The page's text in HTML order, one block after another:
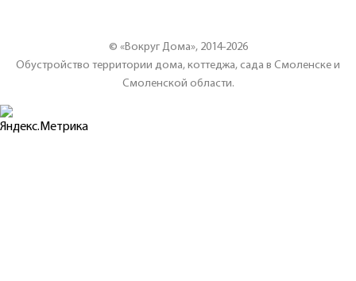
© «Вокруг Дома», 2014-2026
Обустройство территории дома, коттеджа, сада в Смоленске и
Смоленской области.